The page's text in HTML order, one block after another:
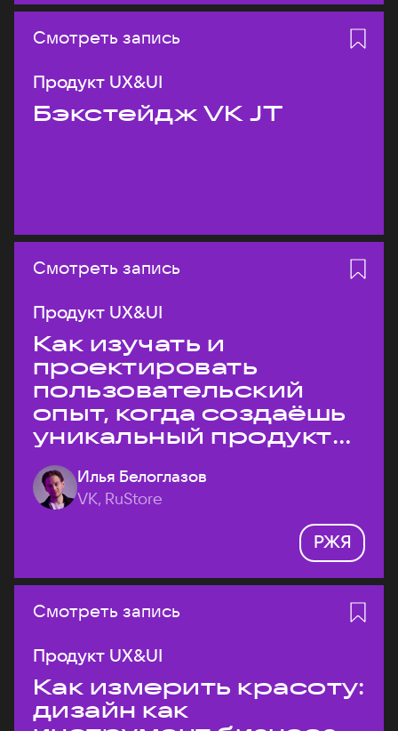
Смотреть запись
Продукт UX&UI
Бэкстейдж VK JT
Смотреть запись
Продукт UX&UI
Как изучать и
проектировать
пользовательский
опыт, когда создаёшь
уникальный продукт
на рынке?
Илья Белоглазов
VK, RuStore
РЖЯ
Смотреть запись
Продукт UX&UI
Как измерить красоту:
дизайн как